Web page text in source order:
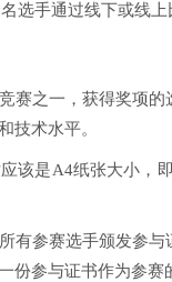
选手通过线下或线上
赛之一，获得奖项
技术水平。
该是A4纸张大小，
有参赛选手颁发参
份参与证书作为参赛